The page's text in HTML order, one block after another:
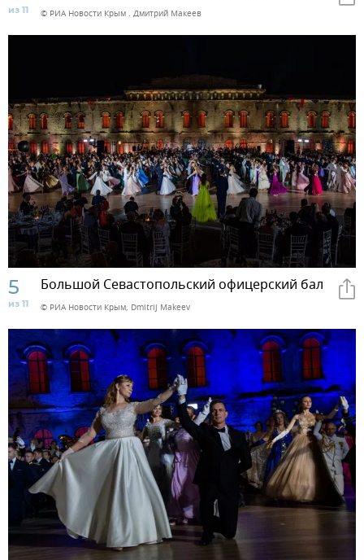
из 11 © РИА Новости Крым . Дмитрий Макеев
5
из 11
Большой Севастопольский офицерский бал
© РИА Новости Крым, Dmitrij Makeev